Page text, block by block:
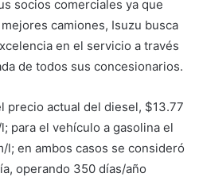
socios comerciales ya que
camiones, Isuzu busca
en el servicio a través
de todos sus concesionarios.
precio actual del diesel, $13.77
para el vehículo a gasolina el
l; en ambos casos se consideró
operando 350 días/año